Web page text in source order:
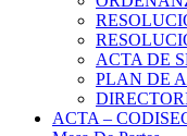
ACTA DE
PLAN DE
ACTA –